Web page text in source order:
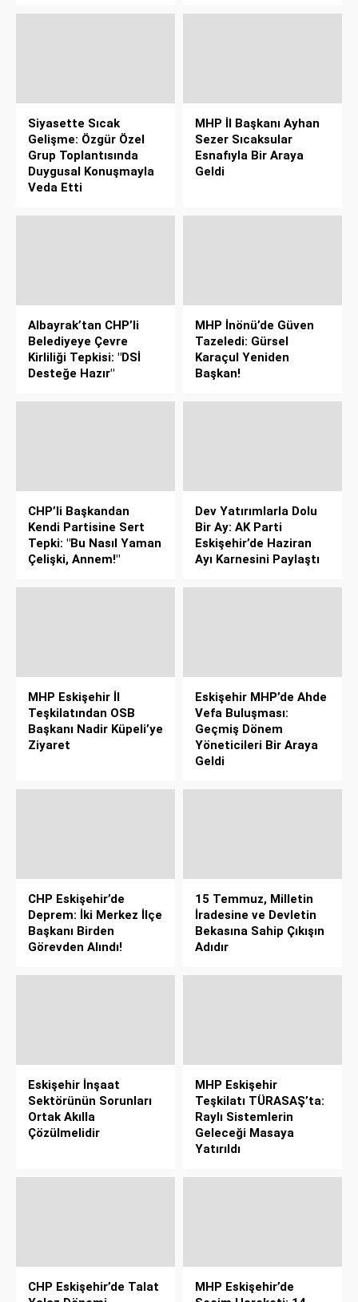
Siyasette Sıcak
Gelişme: Özgür Özel
Grup Toplantısında
Duygusal Konuşmayla
Veda Etti
MHP İl Başkanı Ayhan
Sezer Sıcaksular
Esnafıyla Bir Araya
Geldi
Albayrak’tan CHP’li
Belediyeye Çevre
Kirliliği Tepkisi: "DSİ
Desteğe Hazır"
MHP İnönü’de Güven
Tazeledi: Gürsel
Karaçul Yeniden
Başkan!
CHP’li Başkandan
Kendi Partisine Sert
Tepki: "Bu Nasıl Yaman
Çelişki, Annem!"
Dev Yatırımlarla Dolu
Bir Ay: AK Parti
Eskişehir’de Haziran
Ayı Karnesini Paylaştı
MHP Eskişehir İl
Teşkilatından OSB
Başkanı Nadir Küpeli’ye
Ziyaret
Eskişehir MHP’de Ahde
Vefa Buluşması:
Geçmiş Dönem
Yöneticileri Bir Araya
Geldi
CHP Eskişehir’de
Deprem: İki Merkez İlçe
Başkanı Birden
Görevden Alındı!
15 Temmuz, Milletin
İradesine ve Devletin
Bekasına Sahip Çıkışın
Adıdır
Eskişehir İnşaat
Sektörünün Sorunları
Ortak Akılla
Çözülmelidir
MHP Eskişehir
Teşkilatı TÜRASAŞ’ta:
Raylı Sistemlerin
Geleceği Masaya
Yatırıldı
CHP Eskişehir’de Talat
MHP Eskişehir’de